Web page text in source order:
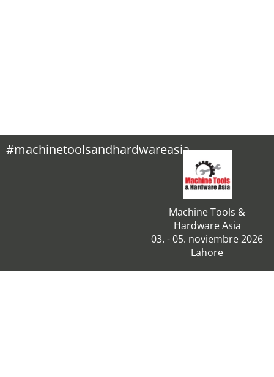
#machinetoolsandhardwareasia
Machine Tools &
Hardware Asia
03. - 05. noviembre 2026
Lahore